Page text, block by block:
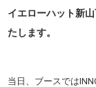
イエローハット新
たします。
当日、ブースでは